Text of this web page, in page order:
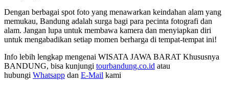
Dengan berbagai spot foto yang menawarkan keindahan alam yang
memukau, Bandung adalah surga bagi para pecinta fotografi dan
alam. Jangan lupa untuk membawa kamera dan menyiapkan diri
untuk mengabadikan setiap momen berharga di tempat-tempat ini!
Info lebih lengkap mengenai WISATA JAWA BARAT Khususnya
BANDUNG, bisa kunjungi tourbandung.co.id atau
hubungi Whatsapp dan E-Mail kami